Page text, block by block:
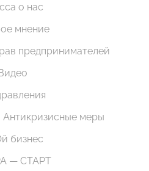
о нас
мнение
предпринимателей
меры
бизнес
— СТАРТ